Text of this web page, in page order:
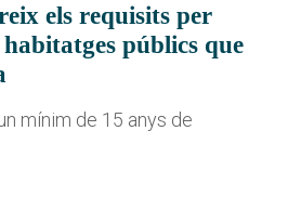
els requisits per
públics que
mínim de 15 anys de